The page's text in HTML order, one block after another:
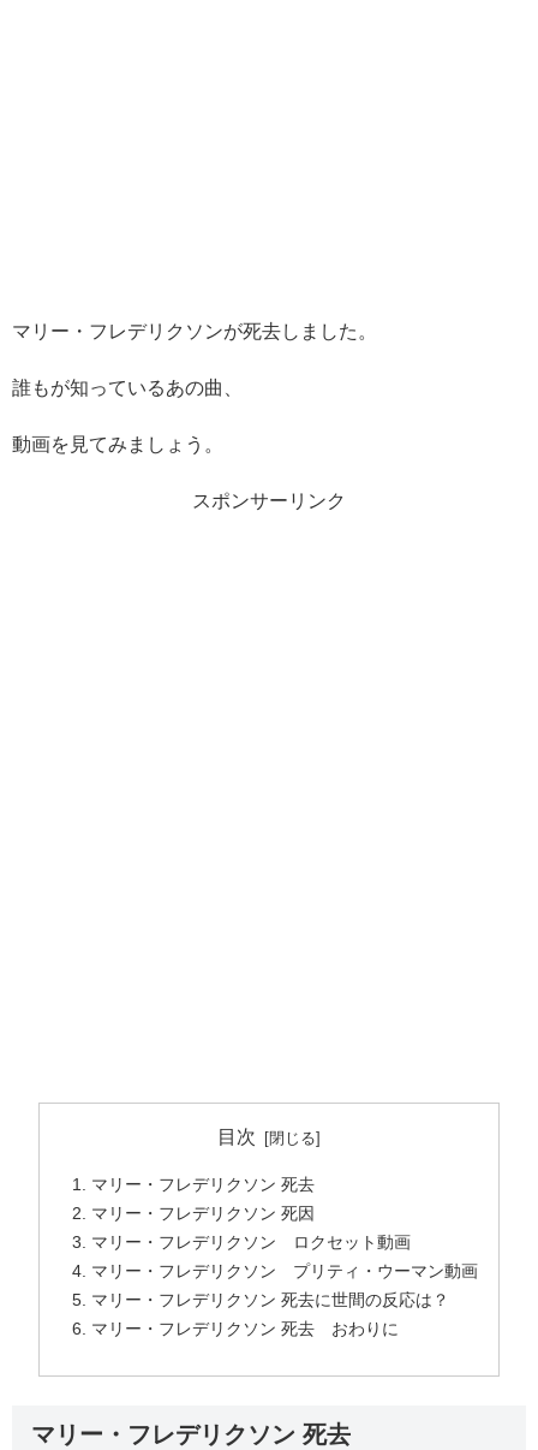
マリー・フレデリクソンが死去しました。
誰もが知っているあの曲、
動画を見てみましょう。
スポンサーリンク
目次
マリー・フレデリクソン 死去
マリー・フレデリクソン 死因
マリー・フレデリクソン ロクセット動画
マリー・フレデリクソン プリティ・ウーマン動画
マリー・フレデリクソン 死去に世間の反応は？
マリー・フレデリクソン 死去 おわりに
マリー・フレデリクソン 死去